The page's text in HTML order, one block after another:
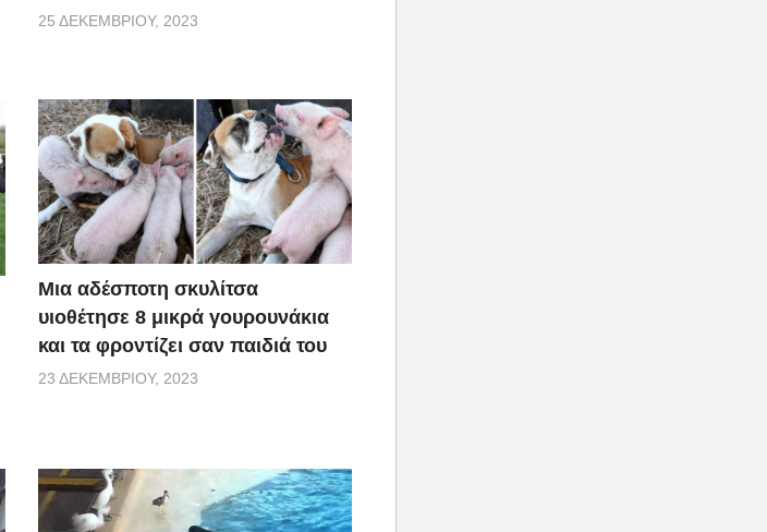
25 ΔΕΚΕΜΒΡΊΟΥ, 2023
Μια αδέσποτη σκυλίτσα
υιοθέτησε 8 μικρά γουρουνάκια
και τα φροντίζει σαν παιδιά του
23 ΔΕΚΕΜΒΡΊΟΥ, 2023